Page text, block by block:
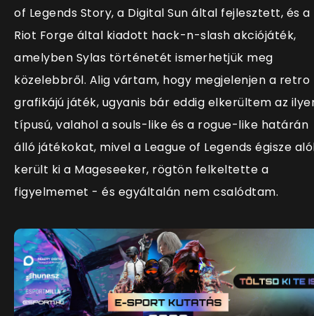
of Legends Story, a Digital Sun által fejlesztett, és a
Riot Forge által kiadott hack-n-slash akciójáték,
amelyben Sylas történetét ismerhetjük meg
közelebbről. Alig vártam, hogy megjelenjen a retro
grafikájú játék, ugyanis bár eddig elkerültem az
típusú, valahol a souls-like és a rogue-like határán
álló játékokat, mivel a League of Legends égisze
került ki a Mageseeker, rögtön felkeltette a
figyelmemet - és egyáltalán nem csalódtam.